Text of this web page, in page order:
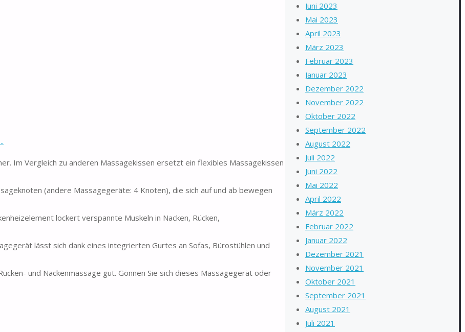
Im Vergleich zu anderen Massagekissen ersetzt ein flexibles Massagekissen
(andere Massagegeräte: 4 Knoten), die sich auf und ab bewegen
lockert verspannte Muskeln in Nacken, Rücken,
lässt sich dank eines integrierten Gurtes an Sofas, Bürostühlen und
und Nackenmassage gut. Gönnen Sie sich dieses Massagegerät oder
Juni 2023
Mai 2023
April 2023
März 2023
Februar 2023
Januar 2023
Dezember 2022
November 2022
Oktober 2022
September 2022
August 2022
Juli 2022
Juni 2022
Mai 2022
April 2022
März 2022
Februar 2022
Januar 2022
Dezember 2021
November 2021
Oktober 2021
September 2021
August 2021
Juli 2021